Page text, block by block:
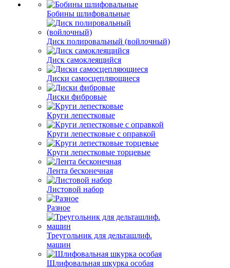
Бобины шлифовальные
Диск полировальный (войлочный)
Диск самоклеящийся
Диски самосцепляющиеся
Диски фибровые
Круги лепестковые
Круги лепестковые с оправкой
Круги лепестковые торцевые
Лента бесконечная
Листовой набор
Разное
Треугольник для дельташлиф.
машин
Шлифовальная шкурка особая